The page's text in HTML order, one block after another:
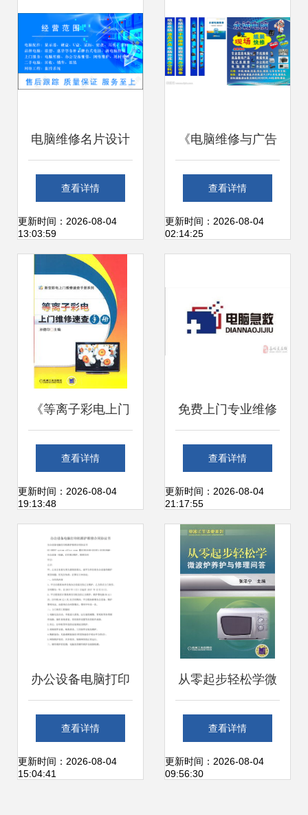
电脑维修名片设计
蓝色简约中的专业
与信任
查看详情
更新时间：2026-08-04
13:03:59
《电脑维修与广告
设计的视觉融合 计
算机及办公设备维
库》
查看详情
更新时间：2026-08-04
02:14:25
《等离子彩电上门
维修速查手册》 科
技维修的实战宝典
查看详情
更新时间：2026-08-04
19:13:48
免费上门专业维修
电脑及办公设备，
助力高效办公零烦
恼
查看详情
更新时间：2026-08-04
21:17:55
办公设备电脑打印
机维护维修合同协
议书
查看详情
更新时间：2026-08-04
15:04:41
从零起步轻松学微
波炉养护与修理问
答——家庭实用电
查看详情
更新时间：2026-08-04
09:56:30